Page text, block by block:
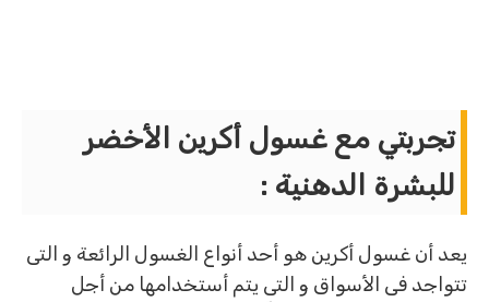
تجربتي مع غسول أكرين الأخضر
للبشرة الدهنية :
يعد أن غسول أكرين هو أحد أنواع الغسول الرائعة و التى
تتواجد فى الأسواق و التى يتم أستخدامها من أجل